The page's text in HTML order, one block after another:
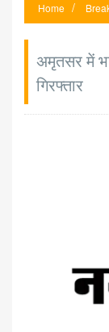
Home
अमृतसर में
गिरफ्तार